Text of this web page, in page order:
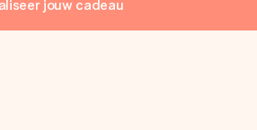
jouw cadeau